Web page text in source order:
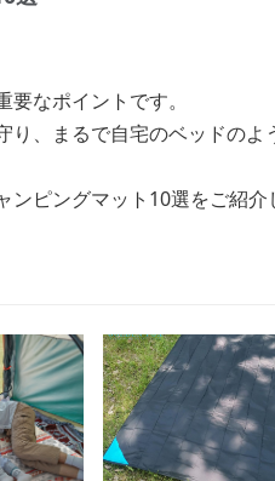
なポイントです。
、まるで自宅のベッドのよ
ピングマット10選をご紹介